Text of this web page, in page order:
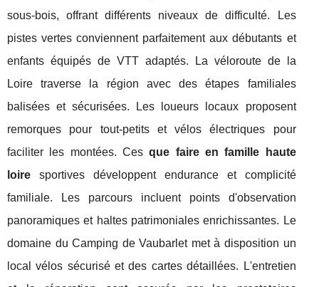
sous-bois, offrant différents niveaux de difficulté. Les
pistes vertes conviennent parfaitement aux débutants et
enfants équipés de VTT adaptés. La véloroute de la
Loire traverse la région avec des étapes familiales
balisées et sécurisées. Les loueurs locaux proposent
remorques pour tout-petits et vélos électriques pour
faciliter les montées. Cesque faire en famille haute
loire sportives développent endurance et complicité
familiale. Les parcours incluent points d'observation
panoramiques et haltes patrimoniales enrichissantes. Le
domaine du Camping de Vaubarlet met à disposition un
local vélos sécurisé et des cartes détaillées. L'entretien